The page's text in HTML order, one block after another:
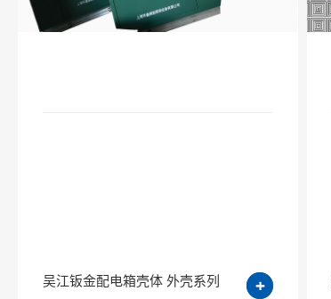
吴江钣金配电箱壳体 外壳系列